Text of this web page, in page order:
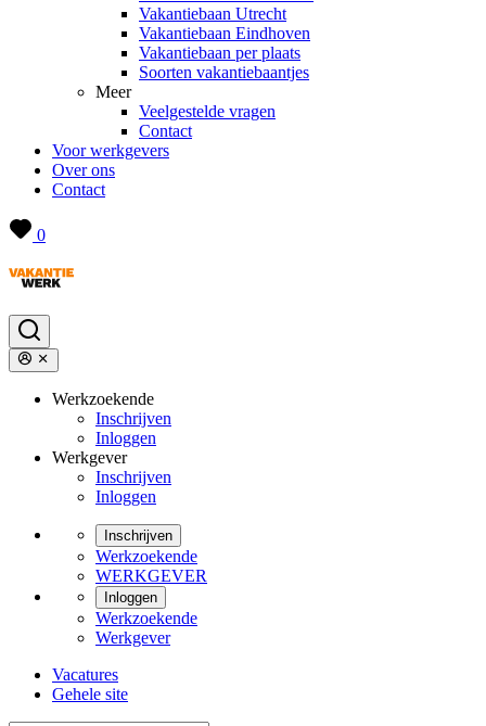
Vakantiebaan Utrecht
Vakantiebaan Eindhoven
Vakantiebaan per plaats
Soorten vakantiebaantjes
Meer
Veelgestelde vragen
Contact
Voor werkgevers
Over ons
Contact
0
Werkzoekende
Inschrijven
Inloggen
Werkgever
Inschrijven
Inloggen
Inschrijven
Werkzoekende
WERKGEVER
Inloggen
Werkzoekende
Werkgever
Vacatures
Gehele site